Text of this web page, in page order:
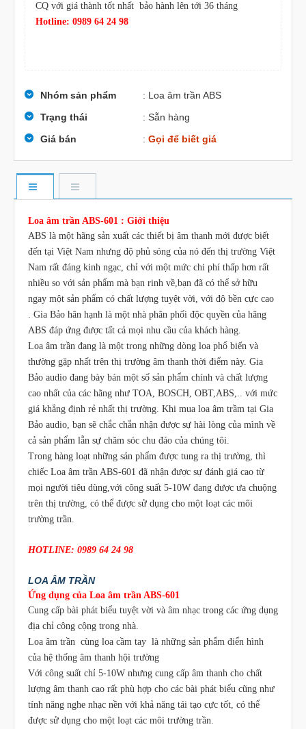
CQ với giá thành tốt nhất bảo hành lên tới 36 tháng
Hotline: 0989 64 24 98
Nhóm sản phẩm
: Loa âm trần ABS
Trạng thái
: Sẵn hàng
Giá bán
: Gọi để biết giá
Loa âm trần ABS-601 : Giới thiệu
ABS là một hãng sản xuất các thiết bị âm thanh mới được biết
đến tại Việt Nam nhưng độ phủ sóng của nó đến thị trường Việt
Nam rất đáng kinh ngạc, chỉ với một mức chi phí thấp hơn rất
nhiều so với sản phẩm mà bạn rinh về,bạn đã có thể sở hữu
ngay một sản phẩm có chất lượng tuyệt vời, với độ bền cực cao
. Gia Bảo hân hạnh là một nhà phân phối độc quyền của hãng
ABS đáp ứng được tất cả mọi nhu cầu của khách hàng.
Loa âm trần đang là một trong những dòng loa phổ biến và
thường gặp nhất trên thị trường âm thanh thời điểm này. Gia
Bảo audio đang bày bán một số sản phẩm chính và chất lượng
cao nhất của các hãng như TOA, BOSCH, OBT,ABS,.. với mức
giá khẳng định rẻ nhất thị trường. Khi mua loa âm trầm tại Gia
Bảo audio, bạn sẽ chắc chắn nhận được sự hài lòng của mình về
cả sản phẩm lẫn sự chăm sóc chu đáo của chúng tôi.
Trong hàng loạt những sản phẩm được tung ra thị trường, thì
chiếc Loa âm trần ABS-601 đã nhận được sự đánh giá cao từ
mọi người tiêu dùng,với công suất 5-10W đang được ưa chuộng
trên thị trường, có thể được sử dụng cho một loạt các môi
trường trần.
HOTLINE: 0989 64 24 98
LOA ÂM TRẦN
Ứng dụng của Loa âm trần ABS-601
Cung cấp bài phát biểu tuyệt vời và âm nhạc trong các ứng dụng
địa chỉ công cộng trong nhà.
Loa âm trần cùng loa cầm tay là những sản phẩm điển hình
của hệ thống âm thanh hội trường
Với công suất chỉ 5-10W nhưng cung cấp âm thanh cho chất
lượng âm thanh cao rất phù hợp cho các bài phát biểu cũng như
tính năng nghe nhạc nền với khả năng tái tạo cực tốt, có thể
được sử dụng cho một loạt các môi trường trần.